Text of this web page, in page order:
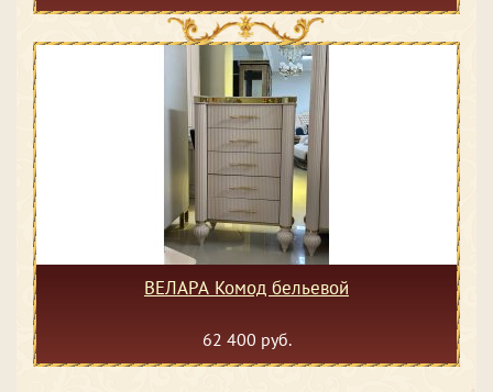
ВЕЛАРА Комод бельевой
62 400 руб.